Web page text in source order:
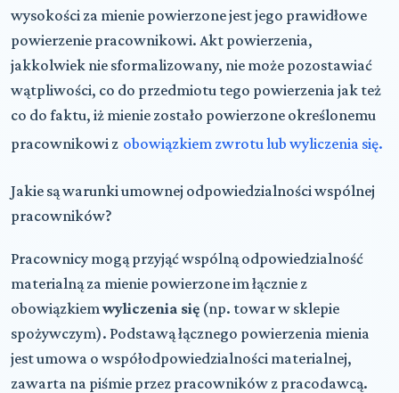
wysokości za mienie powierzone jest jego prawidłowe
powierzenie pracownikowi. Akt powierzenia,
jakkolwiek nie sformalizowany, nie może pozostawiać
wątpliwości, co do przedmiotu tego powierzenia jak też
co do faktu, iż mienie zostało powierzone określonemu
pracownikowi z obowiązkiem zwrotu lub wyliczenia się.
Jakie są warunki umownej odpowiedzialności wspólnej
pracowników?
Pracownicy mogą przyjąć wspólną odpowiedzialność
materialną za mienie powierzone im łącznie z
obowiązkiem wyliczenia się (np. towar w sklepie
spożywczym). Podstawą łącznego powierzenia mienia
jest umowa o współodpowiedzialności materialnej,
zawarta na piśmie przez pracowników z pracodawcą.